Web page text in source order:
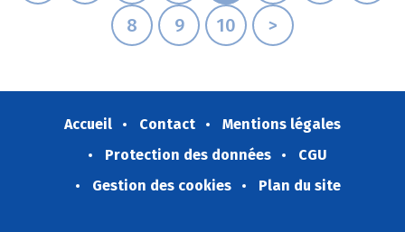
8
9 10 >
Accueil Contact
Mentions légales
Protection des données
CGU
Gestion des cookies
Plan du site